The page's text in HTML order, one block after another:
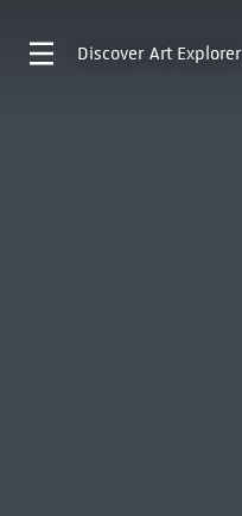
Discover Art Explorer